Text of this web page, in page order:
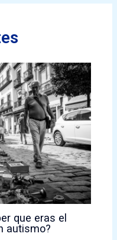
que eras el
autismo?